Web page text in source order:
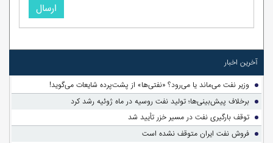
ارسال
آخرین اخبار
وزیر نفت می‌ماند یا می‌رود؟ «نفتی‌ها» از پشت‌پرده شایعات می‌گوید!
برخلاف پیش‌بینی‌ها؛ تولید نفت روسیه در ماه ژوئیه رشد کرد
توقف بارگیری نفت در مسیر خزر تأیید شد
فروش نفت ایران متوقف نشده است